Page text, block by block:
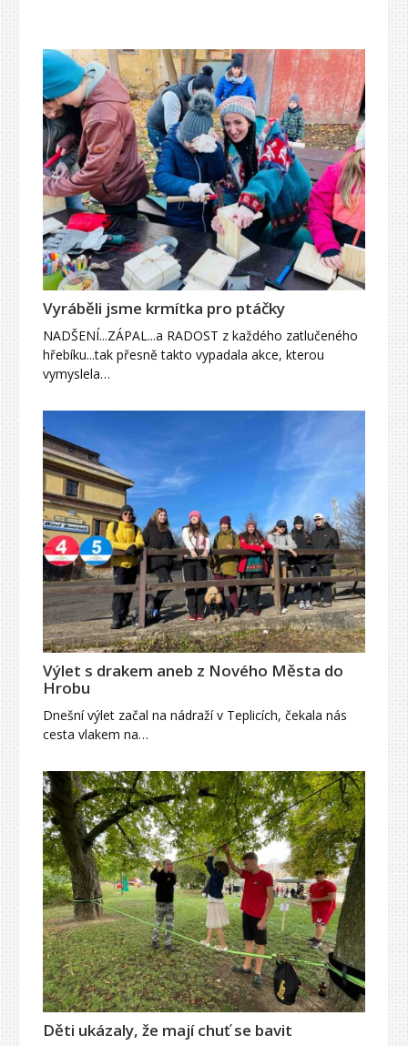
Vyráběli jsme krmítka pro ptáčky
NADŠENÍ...ZÁPAL...a RADOST z každého zatlučeného
hřebíku...tak přesně takto vypadala akce, kterou
vymyslela…
Výlet s drakem aneb z Nového Města do
Hrobu
Dnešní výlet začal na nádraží v Teplicích, čekala nás
cesta vlakem na…
Děti ukázaly, že mají chuť se bavit